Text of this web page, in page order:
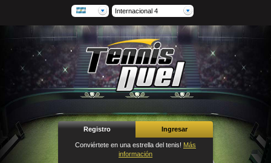
Internacional 4
Registro Ingresar
Conviértete en una estrella del tenis! Más
información